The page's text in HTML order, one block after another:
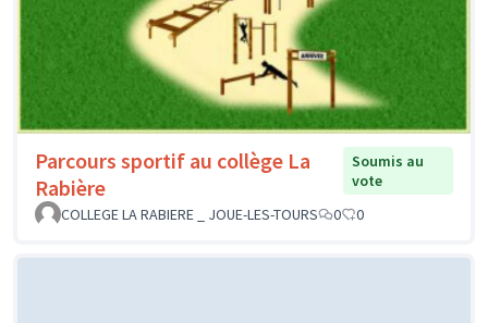
Parcours sportif au collège La
Rabière
Soumis au
vote
COLLEGE LA RABIERE _ JOUE-LES-TOURS
0 0